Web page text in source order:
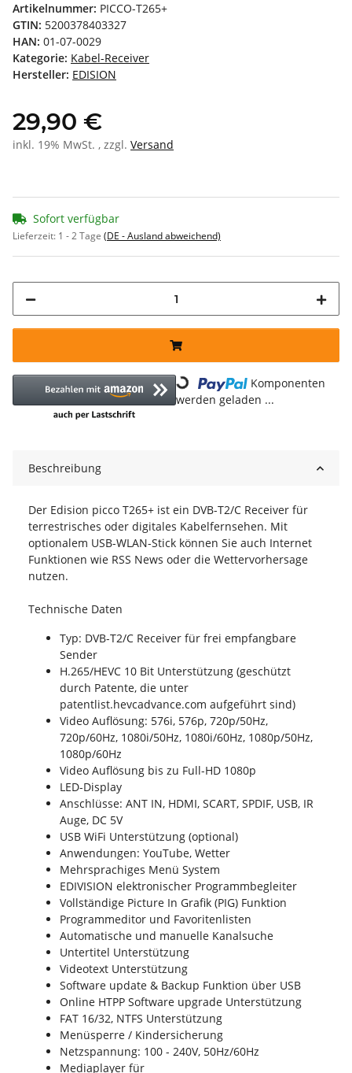
Artikelnummer: PICCO-T265+
GTIN: 5200378403327
HAN: 01-07-0029
Kategorie: Kabel-Receiver
Hersteller: EDISION
29,90 €
inkl. 19% MwSt. , zzgl. Versand
Sofort verfügbar
Lieferzeit: 1 - 2 Tage (DE - Ausland abweichend)
Loading...
Komponenten
werden geladen ...
Beschreibung
Der Edision picco T265+ ist ein DVB-T2/C Receiver für
terrestrisches oder digitales Kabelfernsehen. Mit
optionalem USB-WLAN-Stick können Sie auch Internet
Funktionen wie RSS News oder die Wettervorhersage
nutzen.
Technische Daten
Typ: DVB-T2/C Receiver für frei empfangbare
Sender
H.265/HEVC 10 Bit Unterstützung (geschützt
durch Patente, die unter
patentlist.hevcadvance.com aufgeführt sind)
Video Auflösung: 576i, 576p, 720p/50Hz,
720p/60Hz, 1080i/50Hz, 1080i/60Hz, 1080p/50Hz,
1080p/60Hz
Video Auflösung bis zu Full-HD 1080p
LED-Display
Anschlüsse: ANT IN, HDMI, SCART, SPDIF, USB, IR
Auge, DC 5V
USB WiFi Unterstützung (optional)
Anwendungen: YouTube, Wetter
Mehrsprachiges Menü System
EDIVISION elektronischer Programmbegleiter
Vollständige Picture In Grafik (PIG) Funktion
Programmeditor und Favoritenlisten
Automatische und manuelle Kanalsuche
Untertitel Unterstützung
Videotext Unterstützung
Software update & Backup Funktion über USB
Online HTPP Software upgrade Unterstützung
FAT 16/32, NTFS Unterstützung
Menüsperre / Kindersicherung
Netzspannung: 100 - 240V, 50Hz/60Hz
Mediaplayer für